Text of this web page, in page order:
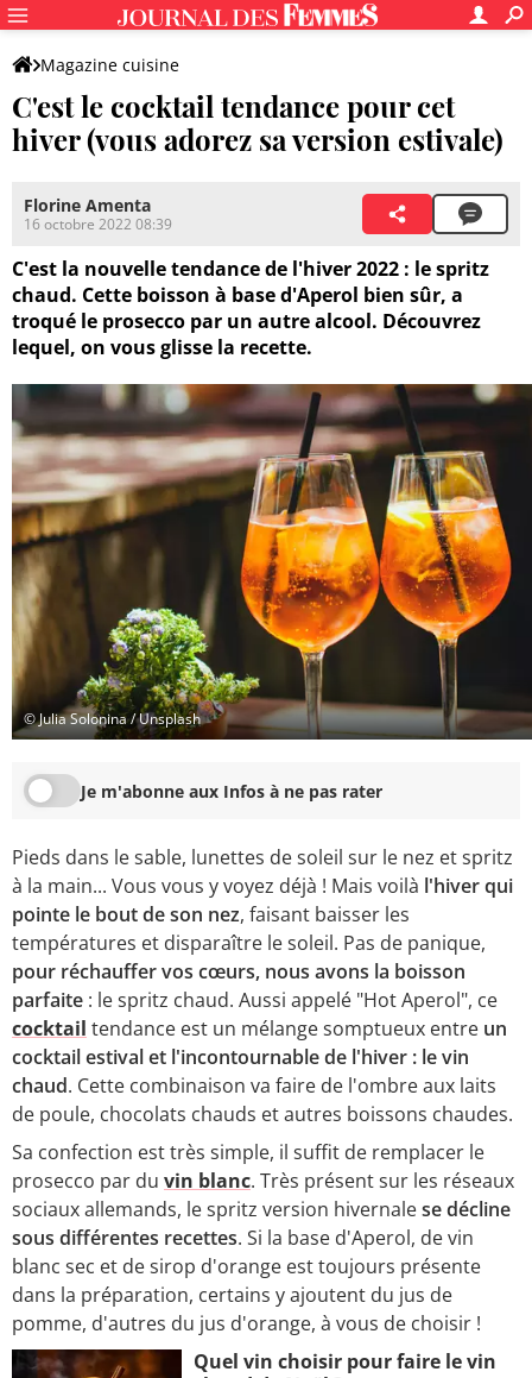
Magazine cuisine
C'est le cocktail tendance pour cet
hiver (vous adorez sa version estivale)
Florine Amenta
16 octobre 2022 08:39
C'est la nouvelle tendance de l'hiver 2022 : le spritz
chaud. Cette boisson à base d'Aperol bien sûr, a
troqué le prosecco par un autre alcool. Découvrez
lequel, on vous glisse la recette.
© Julia Solonina / Unsplash
Je m'abonne aux Infos à ne pas rater
Pieds dans le sable, lunettes de soleil sur le nez et spritz
à la main... Vous vous y voyez déjà ! Mais voilà l'hiver qui
pointe le bout de son nez, faisant baisser les
températures et disparaître le soleil. Pas de panique,
pour réchauffer vos cœurs, nous avons la boisson
parfaite : le spritz chaud. Aussi appelé "Hot Aperol", ce
cocktail tendance est un mélange somptueux entre un
cocktail estival et l'incontournable de l'hiver : le vin
chaud. Cette combinaison va faire de l'ombre aux laits
de poule, chocolats chauds et autres boissons chaudes.
Sa confection est très simple, il suffit de remplacer le
prosecco par du vin blanc. Très présent sur les réseaux
sociaux allemands, le spritz version hivernalese décline
sous différentes recettes. Si la base d'Aperol, de vin
blanc sec et de sirop d'orange est toujours présente
dans la préparation, certains y ajoutent du jus de
pomme, d'autres du jus d'orange, à vous de choisir !
Quel vin choisir pour faire le vin